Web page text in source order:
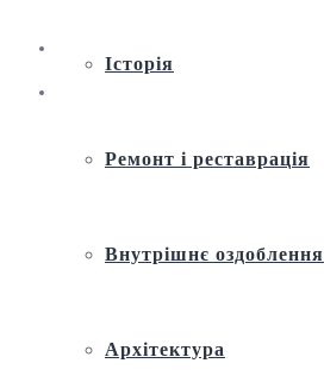
Історія
Ремонт і реставрація
Внутрішнє оздоблення
Архітектура